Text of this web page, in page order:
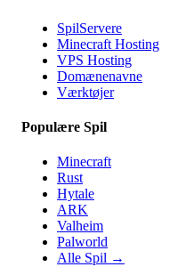
SpilServere
Minecraft Hosting
VPS Hosting
Domænenavne
Værktøjer
Populære Spil
Minecraft
Rust
Hytale
ARK
Valheim
Palworld
Alle Spil →